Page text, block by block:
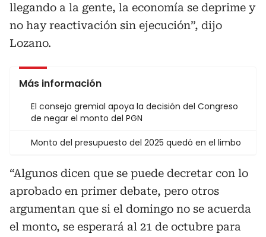
llegando a la gente, la economía se deprime y
no hay reactivación sin ejecución”, dijo
Lozano.
Más información
El consejo gremial apoya la decisión del Congreso
de negar el monto del PGN
Monto del presupuesto del 2025 quedó en el limbo
“Algunos dicen que se puede decretar con lo
aprobado en primer debate, pero otros
argumentan que si el domingo no se acuerda
el monto, se esperará al 21 de octubre para